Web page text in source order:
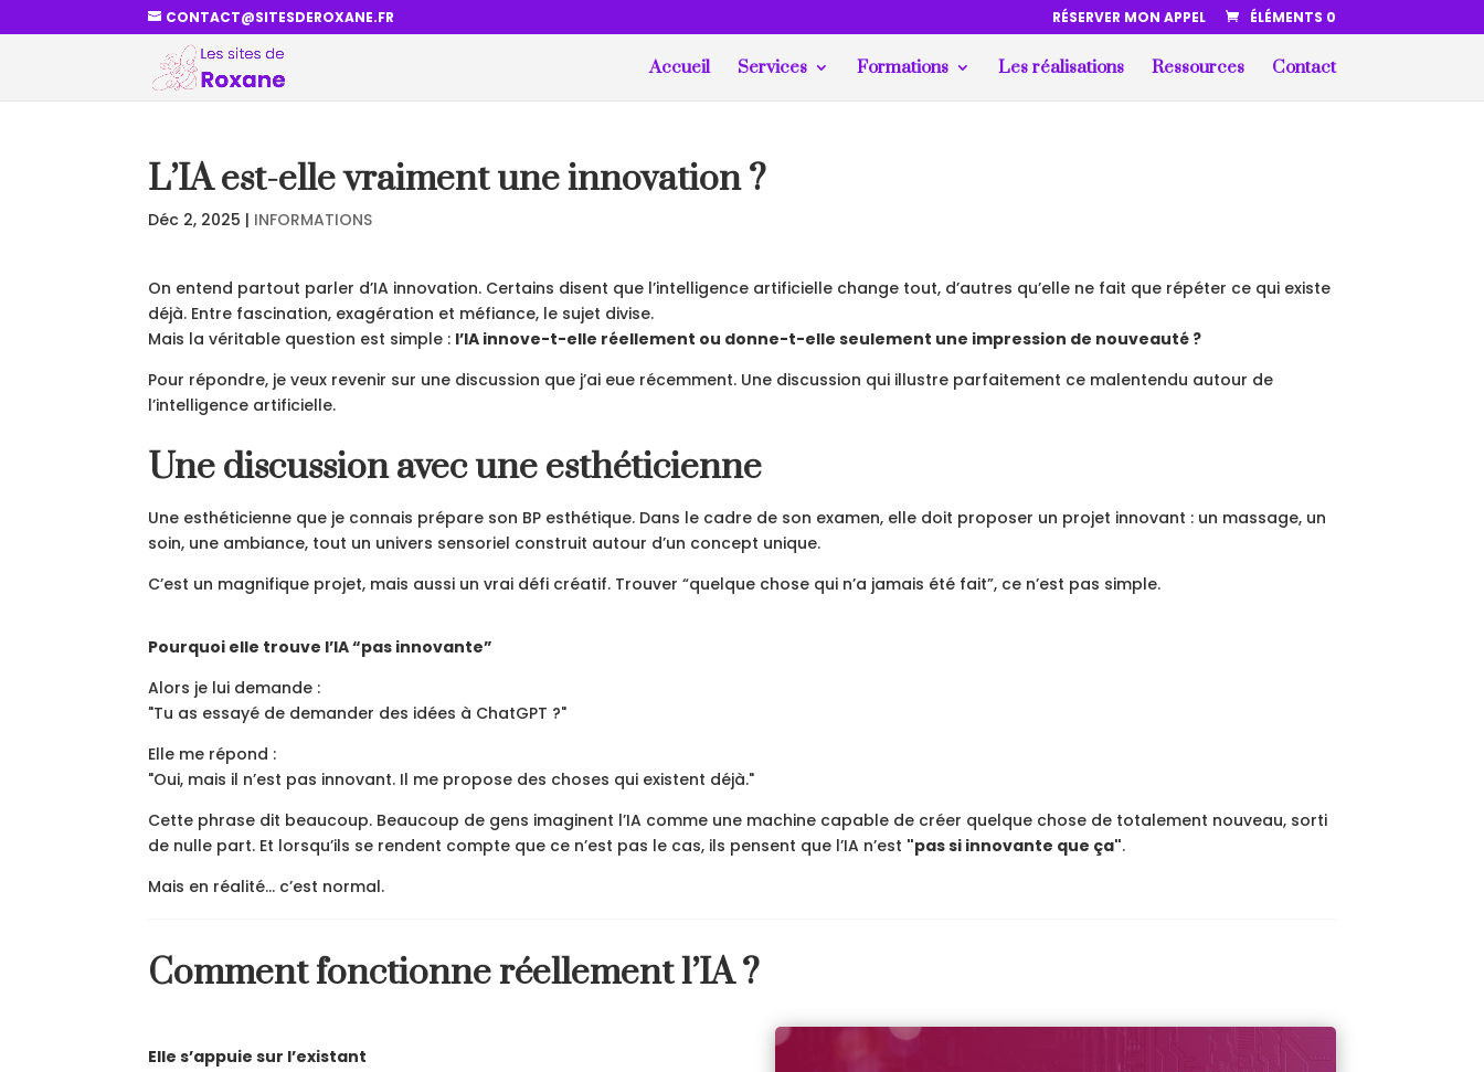
CONTACT@SITESDEROXANE.FR RÉSERVER MON APPEL ÉLÉMENTS 0
Accueil Services Formations Les réalisations Ressources Contact
L’IA est-elle vraiment une innovation ?
Déc 2, 2025 | INFORMATIONS
On entend partout parler d’IA innovation. Certains disent que l’intelligence artificielle change tout, d’autres qu’elle ne fait que répéter ce qui existe
déjà. Entre fascination, exagération et méfiance, le sujet divise.
Mais la véritable question est simple : l’IA innove-t-elle réellement ou donne-t-elle seulement une impression de nouveauté ?
Pour répondre, je veux revenir sur une discussion que j’ai eue récemment. Une discussion qui illustre parfaitement ce malentendu autour de
l’intelligence artificielle.
Une discussion avec une esthéticienne
Une esthéticienne que je connais prépare son BP esthétique. Dans le cadre de son examen, elle doit proposer un projet innovant : un massage, un
soin, une ambiance, tout un univers sensoriel construit autour d’un concept unique.
C’est un magnifique projet, mais aussi un vrai défi créatif. Trouver “quelque chose qui n’a jamais été fait”, ce n’est pas simple.
Pourquoi elle trouve l’IA “pas innovante”
Alors je lui demande :
"Tu as essayé de demander des idées à ChatGPT ?"
Elle me répond :
"Oui, mais il n’est pas innovant. Il me propose des choses qui existent déjà."
Cette phrase dit beaucoup. Beaucoup de gens imaginent l’IA comme une machine capable de créer quelque chose de totalement nouveau, sorti
de nulle part. Et lorsqu’ils se rendent compte que ce n’est pas le cas, ils pensent que l’IA n’est "pas si innovante que ça".
Mais en réalité… c’est normal.
Comment fonctionne réellement l’IA ?
Elle s’appuie sur l’existant